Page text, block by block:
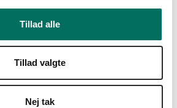
Tillad alle
Tillad valgte
Nej tak